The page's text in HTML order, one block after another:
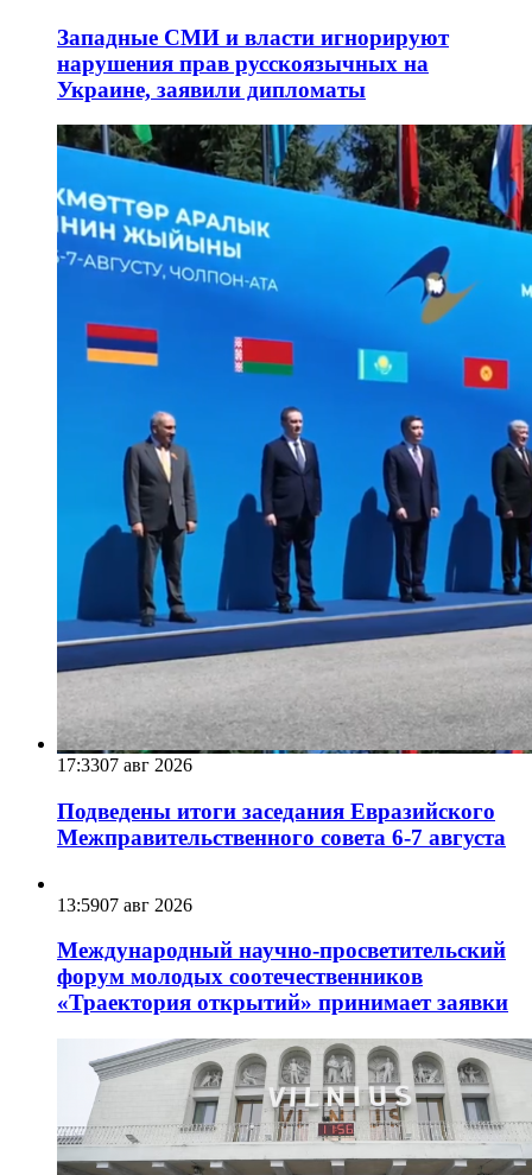
Западные СМИ и власти игнорируют
нарушения прав русскоязычных на
Украине, заявили дипломаты
17:3307 авг 2026
Подведены итоги заседания Евразийского
Межправительственного совета 6-7 августа
13:5907 авг 2026
Международный научно-просветительский
форум молодых соотечественников
«Траектория открытий» принимает заявки